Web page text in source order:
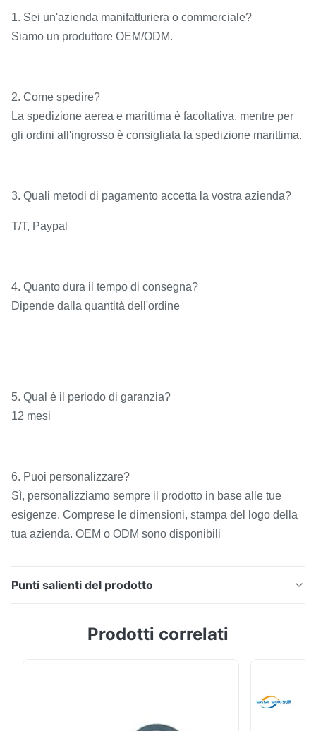
1. Sei un'azienda manifatturiera o commerciale?
Siamo un produttore OEM/ODM.
2. Come spedire?
La spedizione aerea e marittima è facoltativa, mentre per
gli ordini all'ingrosso è consigliata la spedizione marittima.
3. Quali metodi di pagamento accetta la vostra azienda?
T/T, Paypal
4. Quanto dura il tempo di consegna?
Dipende dalla quantità dell'ordine
5. Qual è il periodo di garanzia?
12 mesi
6. Puoi personalizzare?
Sì, personalizziamo sempre il prodotto in base alle tue
esigenze. Comprese le dimensioni, stampa del logo della
tua azienda. OEM o ODM sono disponibili
Punti salienti del prodotto
fusione a caldo di larghezza personalizzata Pellicola in
Prodotti correlati